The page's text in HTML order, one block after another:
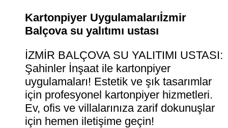
Kartonpiyer Uygulamalarıİzmir
Balçova su yalıtımı ustası
İZMİR BALÇOVA SU YALITIMI USTASI:
Şahinler İnşaat ile kartonpiyer
uygulamaları! Estetik ve şık tasarımlar
için profesyonel kartonpiyer hizmetleri.
Ev, ofis ve villalarınıza zarif dokunuşlar
için hemen iletişime geçin!